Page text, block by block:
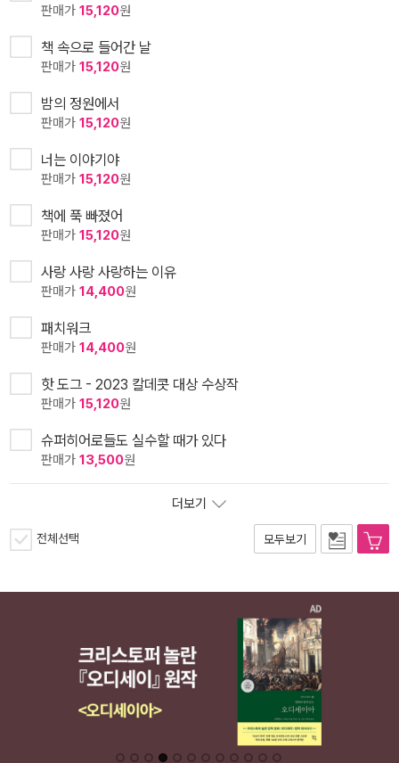
판매가 15,120원
책 속으로 들어간 날
판매가 15,120원
밤의 정원에서
판매가 15,120원
너는 이야기야
판매가 15,120원
책에 푹 빠졌어
판매가 15,120원
사랑 사랑 사랑하는 이유
판매가 14,400원
패치워크
판매가 14,400원
핫 도그 - 2023 칼데콧 대상 수상작
판매가 15,120원
슈퍼히어로들도 실수할 때가 있다
판매가 13,500원
더보기
전체선택 모두보기